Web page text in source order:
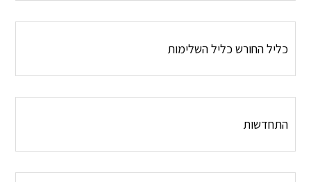
כליל החורש כליל השלימות
התחדשות